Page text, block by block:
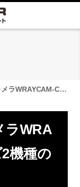
冷却モデルUSBカメラWRAYCAM-CIXシリーズ2機種の違い
ラWRA
機種の